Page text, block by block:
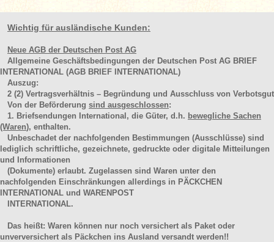
Wichtig für ausländische Kunden:
Neue AGB der Deutschen Post AG
Allgemeine Geschäftsbedingungen der Deutschen Post AG BRIEF
INTERNATIONAL (AGB BRIEF INTERNATIONAL)
Auszug:
2 (2) Vertragsverhältnis – Begründung und Ausschluss von Verbotsgut
Von der Beförderung sind ausgeschlossen:
1. Briefsendungen International, die Güter, d.h. bewegliche Sachen
(Waren), enthalten.
Unbeschadet der nachfolgenden Bestimmungen (Ausschlüsse) sind
lediglich schriftliche, gezeichnete, gedruckte oder digitale Mitteilungen
und Informationen
(Dokumente) erlaubt. Zugelassen sind Waren unter den
nachfolgenden Einschränkungen allerdings in PÄCKCHEN
INTERNATIONAL und WARENPOST
INTERNATIONAL.
Das heißt: Waren können nur noch versichert als Paket oder
unverversichert als Päckchen ins Ausland versandt werden!!